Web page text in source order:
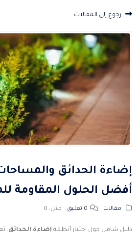
رجوع إلى المقالات
إضاءة الحدائق
أفضل الحلول المقاومة
مقالات 0 تعليق مثل: 0
دليل شامل حول اختيار أنظمة إضاءة الحدائق.